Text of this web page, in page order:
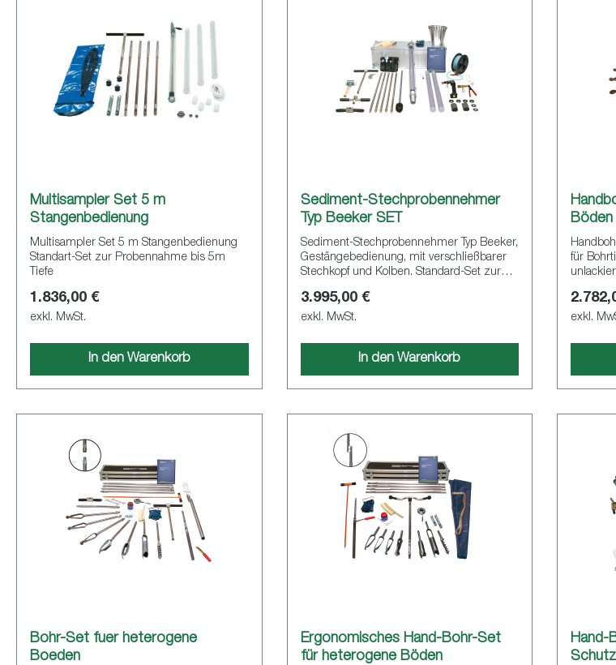
Multisampler Set 5 m
Stangenbedienung
Multisampler Set 5 m Stangenbedienung
Standart-Set zur Probennahme bis 5m
Tiefe
1.836,00 €
exkl. MwSt.
In den Warenkorb
Sediment-Stechprobennehmer
Typ Beeker SET
Sediment-Stechprobennehmer Typ Beeker,
Gestängebedienung, mit verschließbarer
Stechkopf und Kolben. Standard-Set zur
Säulenproben, Länge 1 m, in Eimer oder
Behälter. Geeignet für Unterwasserböden
wässerige Sedimente bis nicht-
konsolidiertes Sand.
3.995,00 €
exkl. MwSt.
In den Warenkorb
Böden
für
exkl.
Bohr-Set fuer heterogene
Boeden
Ergonomisches Hand-Bohr-Set
für heterogene Böden
Hand-